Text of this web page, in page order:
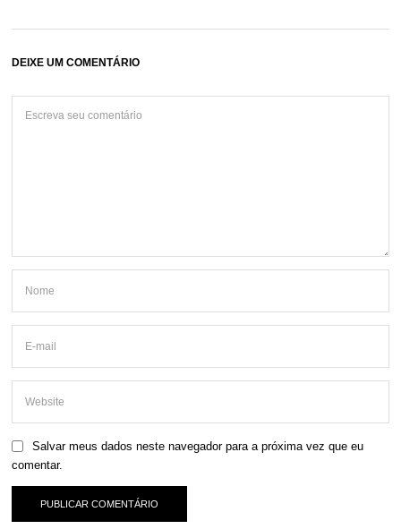
DEIXE UM COMENTÁRIO
Salvar meus dados neste navegador para a próxima vez que eu
comentar.